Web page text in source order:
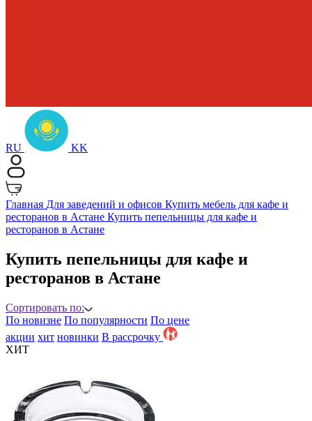
RU KK
Главная Для заведений и офисов Купить мебель для кафе и
ресторанов в Астане Купить пепельницы для кафе и
ресторанов в Астане
Купить пепельницы для кафе и
ресторанов в Астане
Сортировать по:
По новизне По популярности По цене
акции хит новинки B рассрочку
ХИТ